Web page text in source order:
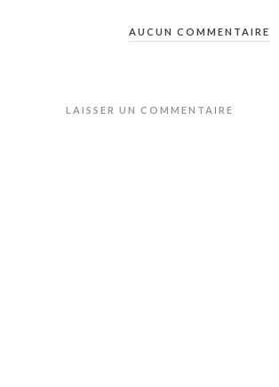
AUCUN COMMENTAIRE
LAISSER UN COMMENTAIRE